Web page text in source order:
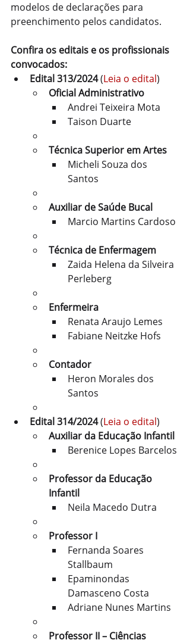
modelos de declarações para
preenchimento pelos candidatos.
Confira os editais e os profissionais
convocados:
Edital 313/2024 (Leia o edital)
Oficial Administrativo
Andrei Teixeira Mota
Taison Duarte
Técnica Superior em Artes
Micheli Souza dos
Santos
Auxiliar de Saúde Bucal
Marcio Martins Cardoso
Técnica de Enfermagem
Zaida Helena da Silveira
Perleberg
Enfermeira
Renata Araujo Lemes
Fabiane Neitzke Hofs
Contador
Heron Morales dos
Santos
Edital 314/2024 (Leia o edital)
Auxiliar da Educação Infantil
Berenice Lopes Barcelos
Professor da Educação
Infantil
Neila Macedo Dutra
Professor I
Fernanda Soares
Stallbaum
Epaminondas
Damasceno Costa
Adriane Nunes Martins
Professor II – Ciências